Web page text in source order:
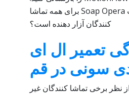
آیا افکت Soap Opera برای همه تماشا
کنندگان آزار دهنده است؟
تعمیر ال ای
سونی در قم
نظر برخی تماشا کنندگان غیر